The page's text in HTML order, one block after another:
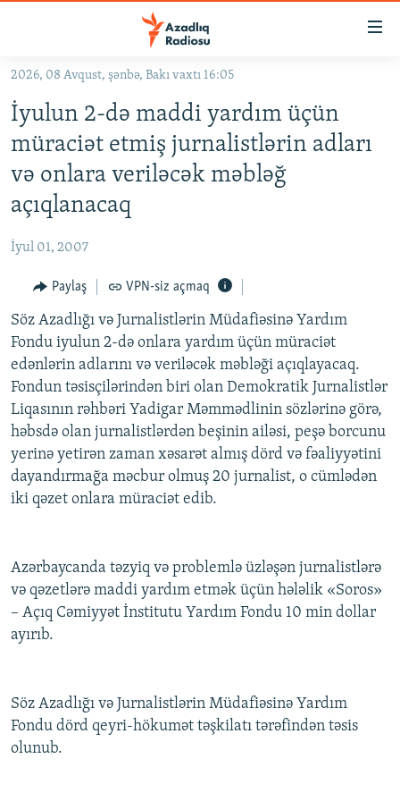
Əsas
qayıt
Əsas
naviqasiyaya
qayıt
Axtarışa
#İZAHLA
KORRUPSIOMETR
#ƏSLINDƏ
FƏRQƏ BAX
QANUNI DOĞRU
ARAŞDIRMA
MULTIMEDIA
VIDEO
FOTOQALEREYA
İNFOQRAFIKA
KARIKATURA
RADIO ARXIV
OXU ZALI
AZƏRBAYCAN ƏDƏBIYYATI KITABXANASI
İSLAM VƏ DEMOKRATIYA
İZ - MƏDƏNIYYƏT PROQRAMI
HAQQIMIZDA
MISSIYAMIZ
PEŞƏ ETIKASI VƏ JURNALISTIKA STANDARTLARIMIZ
MATERIALLARIMIZDAN ISTIFADƏ
XƏBƏR BÜLLETENLƏRIMIZ
BIZI IZLƏ
2026, 08 Avqust, şənbə, Bakı vaxtı 16:05
İyulun 2-də maddi yardım üçün
müraciət etmiş jurnalistlərin adları
və onlara veriləcək məbləğ
açıqlanacaq
İyul 01, 2007
Paylaş VPN-siz açmaq
Söz Azadlığı və Jurnalistlərin Müdafiəsinə Yardım
Fondu iyulun 2-də onlara yardım üçün müraciət
edənlərin adlarını və veriləcək məbləği açıqlayacaq.
Fondun təsisçilərindən biri olan Demokratik Jurnalistlər
Liqasının rəhbəri Yadigar Məmmədlinin sözlərinə görə,
həbsdə olan jurnalistlərdən beşinin ailəsi, peşə borcunu
yerinə yetirən zaman xəsarət almış dörd və fəaliyyətini
dayandırmağa məcbur olmuş 20 jurnalist, o cümlədən
iki qəzet onlara müraciət edib.
Azərbaycanda təzyiq və problemlə üzləşən jurnalistlərə
və qəzetlərə maddi yardım etmək üçün hələlik «Soros»
– Açıq Cəmiyyət İnstitutu Yardım Fondu 10 min dollar
ayırıb.
Söz Azadlığı və Jurnalistlərin Müdafiəsinə Yardım
Fondu dörd qeyri-hökumət təşkilatı tərəfindən təsis
olunub.